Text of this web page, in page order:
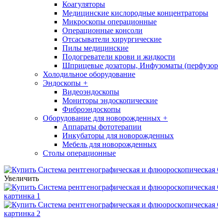
Коагуляторы
Медицинские кислородные концентраторы
Микроскопы операционные
Операционные консоли
Отсасыватели хирургические
Пилы медицинские
Подогреватели крови и жидкости
Шприцевые дозаторы, Инфузоматы
Холодильное оборудование
Эндоскопы +
Видеоэндоскопы
Мониторы эндоскопические
Фиброэндоскопы
Оборудование для новорожденных +
Аппараты фототерапии
Инкубаторы для новорожденных
Мебель для новорожденных
Столы операционные
Увеличить